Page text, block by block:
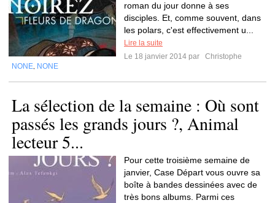
roman du jour donne à ses
disciples. Et, comme souvent, dans
les polars, c'est effectivement u...
Lire la suite
Le 18 janvier 2014 par
Christophe
NONE NONE
La sélection de la semaine : Où sont
passés les grands jours ?, Animal
lecteur 5...
Pour cette troisième semaine de
janvier, Case Départ vous ouvre sa
boîte à bandes dessinées avec de
très bons albums. Parmi ces